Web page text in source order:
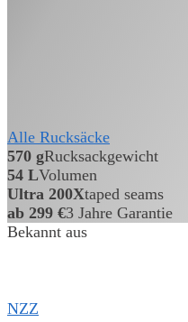
Alle Rucksäcke
570 gRucksackgewicht
54 LVolumen
Ultra 200Xtaped seams
ab 299 €3 Jahre Garantie
Bekannt aus
NZZ